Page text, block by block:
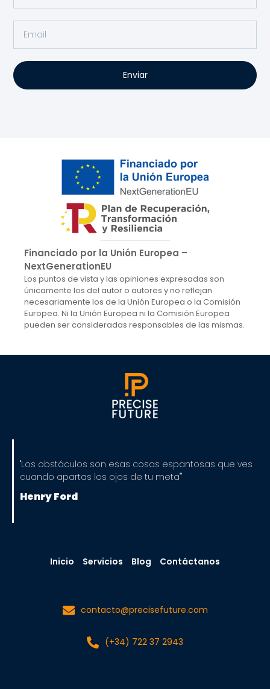
Enviar
Financiado por la Unión Europea –
NextGenerationEU
Los puntos de vista y las opiniones expresadas son
únicamente los del autor o autores y no reflejan
necesariamente los de la Unión Europea o la Comisión
Europea. Ni la Unión Europea ni la Comisión Europea
pueden ser consideradas responsables de las mismas.
"Los obstáculos son esas cosas espantosas que ves
cuando apartas los ojos de tu meta""
Henry Ford
Inicio Servicios Blog Contáctanos
contacto@precisefuture.com
(+34) 722 37 2943